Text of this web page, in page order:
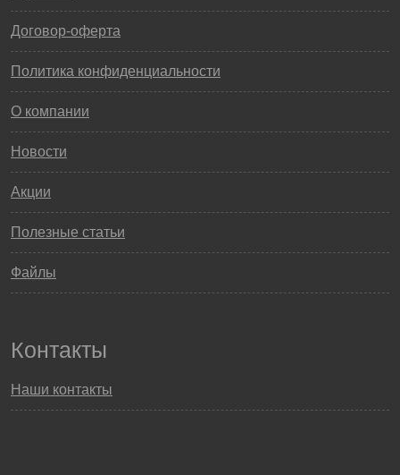
Договор-оферта
Политика конфиденциальности
О компании
Новости
Акции
Полезные статьи
Файлы
Контакты
Наши контакты